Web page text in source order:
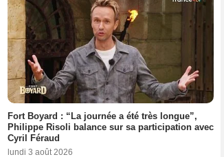
Fort Boyard : “La journée a été très longue”,
Philippe Risoli balance sur sa participation avec
Cyril Féraud
lundi 3 août 2026